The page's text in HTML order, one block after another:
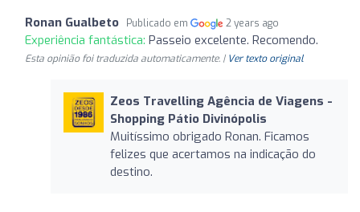
Ronan Gualbeto Publicado em 2 years ago
Experiência fantástica: Passeio excelente. Recomendo.
Esta opinião foi traduzida automaticamente. | Ver texto original
Zeos Travelling Agência de Viagens -
Shopping Pátio Divinópolis
Muitíssimo obrigado Ronan. Ficamos
felizes que acertamos na indicação do
destino.